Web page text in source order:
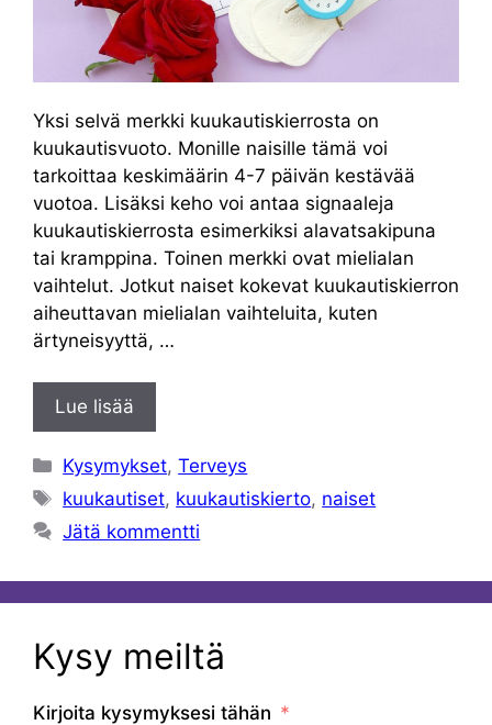
Yksi selvä merkki kuukautiskierrosta on
kuukautisvuoto. Monille naisille tämä voi
tarkoittaa keskimäärin 4-7 päivän kestävää
vuotoa. Lisäksi keho voi antaa signaaleja
kuukautiskierrosta esimerkiksi alavatsakipuna
tai kramppina. Toinen merkki ovat mielialan
vaihtelut. Jotkut naiset kokevat kuukautiskierron
aiheuttavan mielialan vaihteluita, kuten
ärtyneisyyttä, …
Lue lisää
Kategoriat
Kysymykset,Terveys
Avainsanat
kuukautiset, kuukautiskierto, naiset
Jätä kommentti
Kysy meiltä
Kirjoita kysymyksesi tähän